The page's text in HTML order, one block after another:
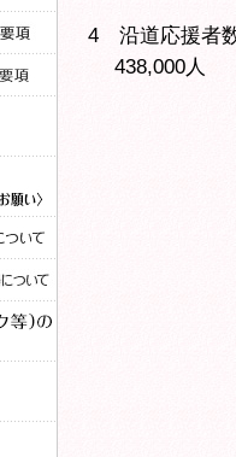
4 沿道応援者
438,000人